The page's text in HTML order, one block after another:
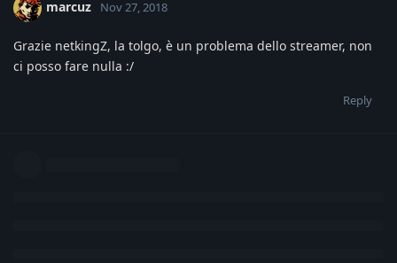
marcuz Nov 27, 2018
Grazie netkingZ, la tolgo, è un problema dello streamer, non
ci posso fare nulla :/
Reply